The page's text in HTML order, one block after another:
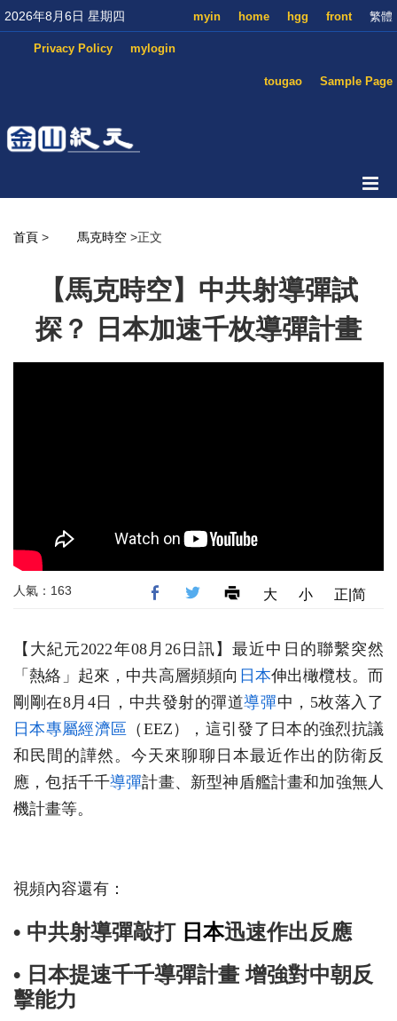
2026年8月6日 星期四 繁體
front
hgg
home
myin
mylogin
Privacy Policy
Sample Page
tougao
首頁 > 馬克時空 >正文
【馬克時空】中共射導彈試
探？ 日本加速千枚導彈計畫
人氣：163 大 小 正|简
【大紀元2022年08月26日訊】最近中日的聯繫突然
「熱絡」起來，中共高層頻頻向 日本伸出橄欖枝。而
剛剛在8月4日，中共發射的彈道導彈中，5枚落入了
日本專屬經濟區
（EEZ），這引發了日本的強烈抗議
和民間的譁然。今天來聊聊日本最近作出的防衛反
應，包括千千導彈計畫、新型神盾艦計畫和加強無人
機計畫等。
視頻內容還有：
• 中共射導彈敲打 日本迅速作出反應
• 日本提速千千導彈計畫 增強對中朝反
擊能力